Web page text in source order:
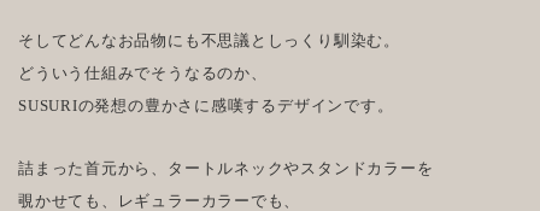
そしてどんなお品物にも不思議としっくり馴染む。
どういう仕組みでそうなるのか、
SUSURIの発想の豊かさに感嘆するデザインです。
詰まった首元から、タートルネックやスタンドカラーを
覗かせても、レギュラーカラーでも、